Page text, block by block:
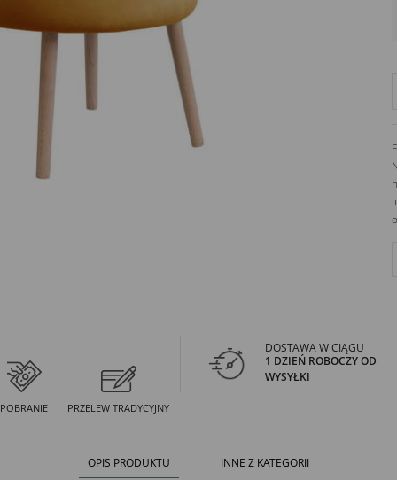
POBRANIE PRZELEW TRADYCYJNY
DOSTAWA W CIĄGU
1 DZIEŃ ROBOCZY OD
WYSYŁKI
OPIS PRODUKTU INNE Z KATEGORII